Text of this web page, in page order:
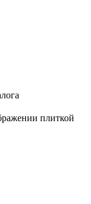
плиткой